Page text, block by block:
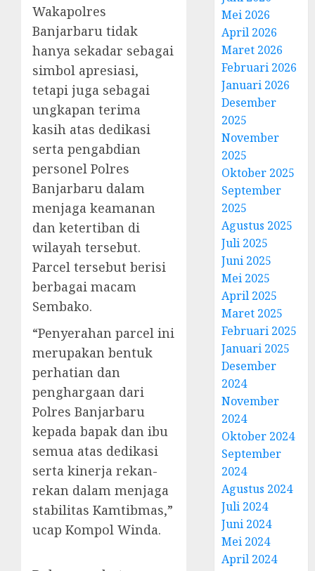
Wakapolres
Banjarbaru tidak
hanya sekadar sebagai
simbol apresiasi,
tetapi juga sebagai
ungkapan terima
kasih atas dedikasi
serta pengabdian
personel Polres
Banjarbaru dalam
menjaga keamanan
dan ketertiban di
wilayah tersebut.
Parcel tersebut berisi
berbagai macam
Sembako.
“Penyerahan parcel ini
merupakan bentuk
perhatian dan
penghargaan dari
Polres Banjarbaru
kepada bapak dan ibu
semua atas dedikasi
serta kinerja rekan-
rekan dalam menjaga
stabilitas Kamtibmas,”
ucap Kompol Winda.
Mei 2026
April 2026
Maret 2026
Februari 2026
Januari 2026
Desember
2025
November
2025
Oktober 2025
September
2025
Agustus 2025
Juli 2025
Juni 2025
Mei 2025
April 2025
Maret 2025
Februari 2025
Januari 2025
Desember
2024
November
2024
Oktober 2024
September
2024
Agustus 2024
Juli 2024
Juni 2024
Mei 2024
April 2024